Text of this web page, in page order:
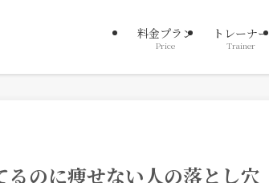
料金プラン
Price
トレーナー
Trainer
るのに痩せない人の落とし穴